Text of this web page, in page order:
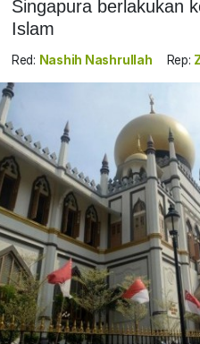
Singapura berlakukan
Islam
Red: Nashih Nashrullah Rep: